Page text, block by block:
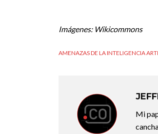
Imágenes: Wikicommons
AMENAZAS DE LA INTELIGENCIA
Mi